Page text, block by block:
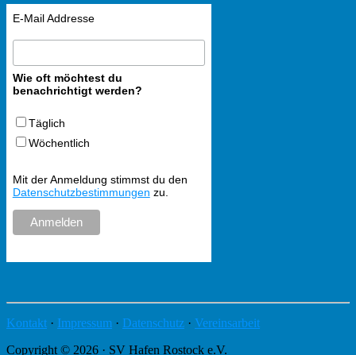
E-Mail Addresse
Wie oft möchtest du
benachrichtigt werden?
Täglich
Wöchentlich
Mit der Anmeldung stimmst du den
Datenschutzbestimmungen zu.
Kontakt · Impressum · Datenschutz · Vereinsarbeit
Copyright © 2026 · SV Hafen Rostock e.V.